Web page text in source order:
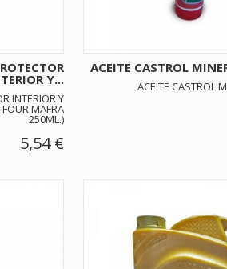
Y...
INTERIOR Y
MAFRA
250ML.)
5,54 €
ACEITE CASTROL
ACEITE CASTROL